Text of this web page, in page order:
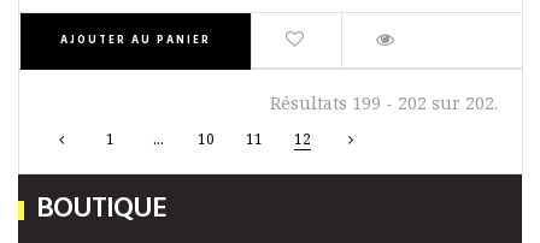
AJOUTER AU PANIER
Résultats 199 - 202 sur 202.
1 ... 10 11 12
BOUTIQUE